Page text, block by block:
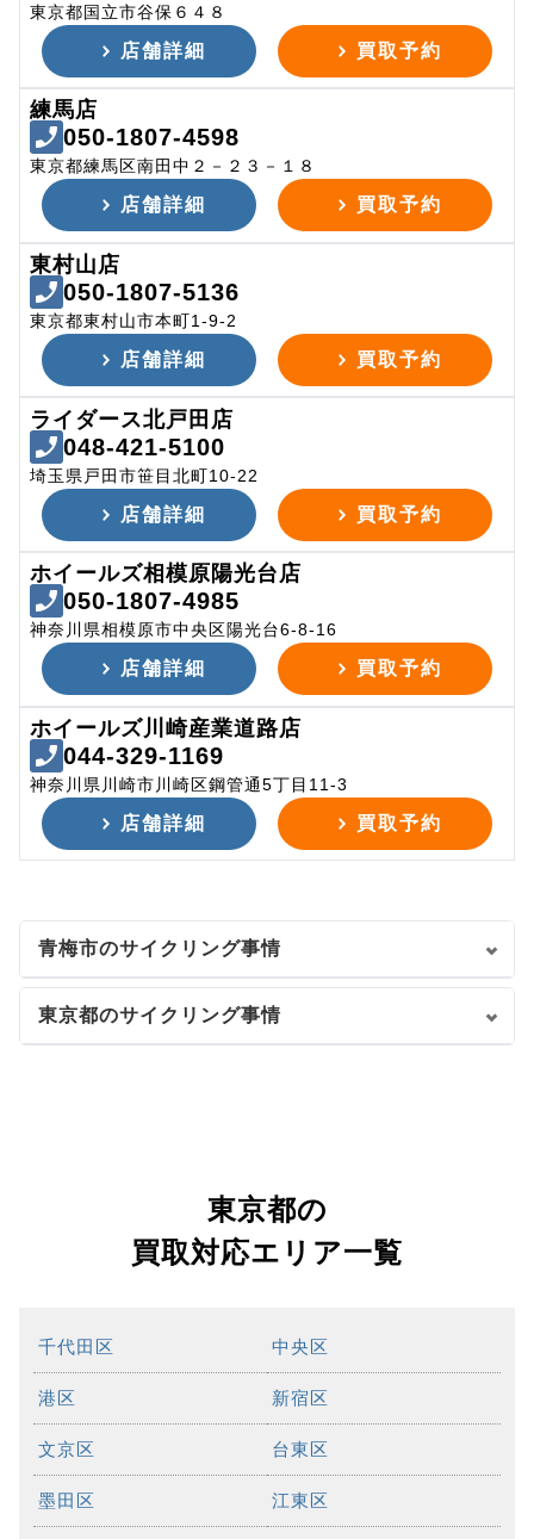
東京都国立市谷保６４８
店舗詳細 買取予約
練馬店
050-1807-4598
東京都練馬区南田中２－２３－１８
店舗詳細 買取予約
東村山店
050-1807-5136
東京都東村山市本町1-9-2
店舗詳細 買取予約
ライダース北戸田店
048-421-5100
埼玉県戸田市笹目北町10-22
店舗詳細 買取予約
ホイールズ相模原陽光台店
050-1807-4985
神奈川県相模原市中央区陽光台6-8-16
店舗詳細 買取予約
ホイールズ川崎産業道路店
044-329-1169
神奈川県川崎市川崎区鋼管通5丁目11-3
店舗詳細 買取予約
青梅市のサイクリング事情
東京都のサイクリング事情
東京都の
買取対応エリア一覧
千代田区 中央区
港区 新宿区
文京区 台東区
墨田区 江東区